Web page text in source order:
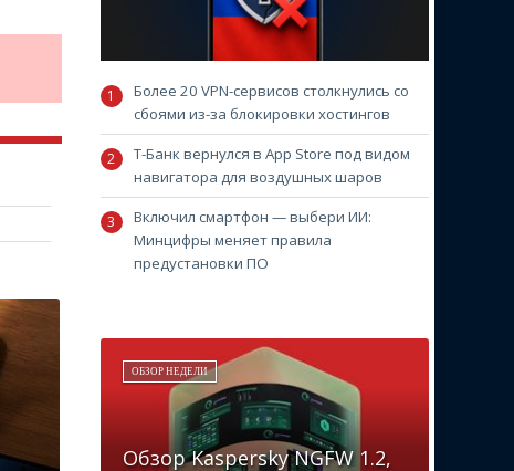
Более 20 VPN-сервисов столкнулись со
сбоями из-за блокировки хостингов
Т-Банк вернулся в App Store под видом
навигатора для воздушных шаров
Включил смартфон — выбери ИИ:
Минцифры меняет правила
предустановки ПО
ОБЗОР НЕДЕЛИ
Обзор Kaspersky NGFW 1.2,